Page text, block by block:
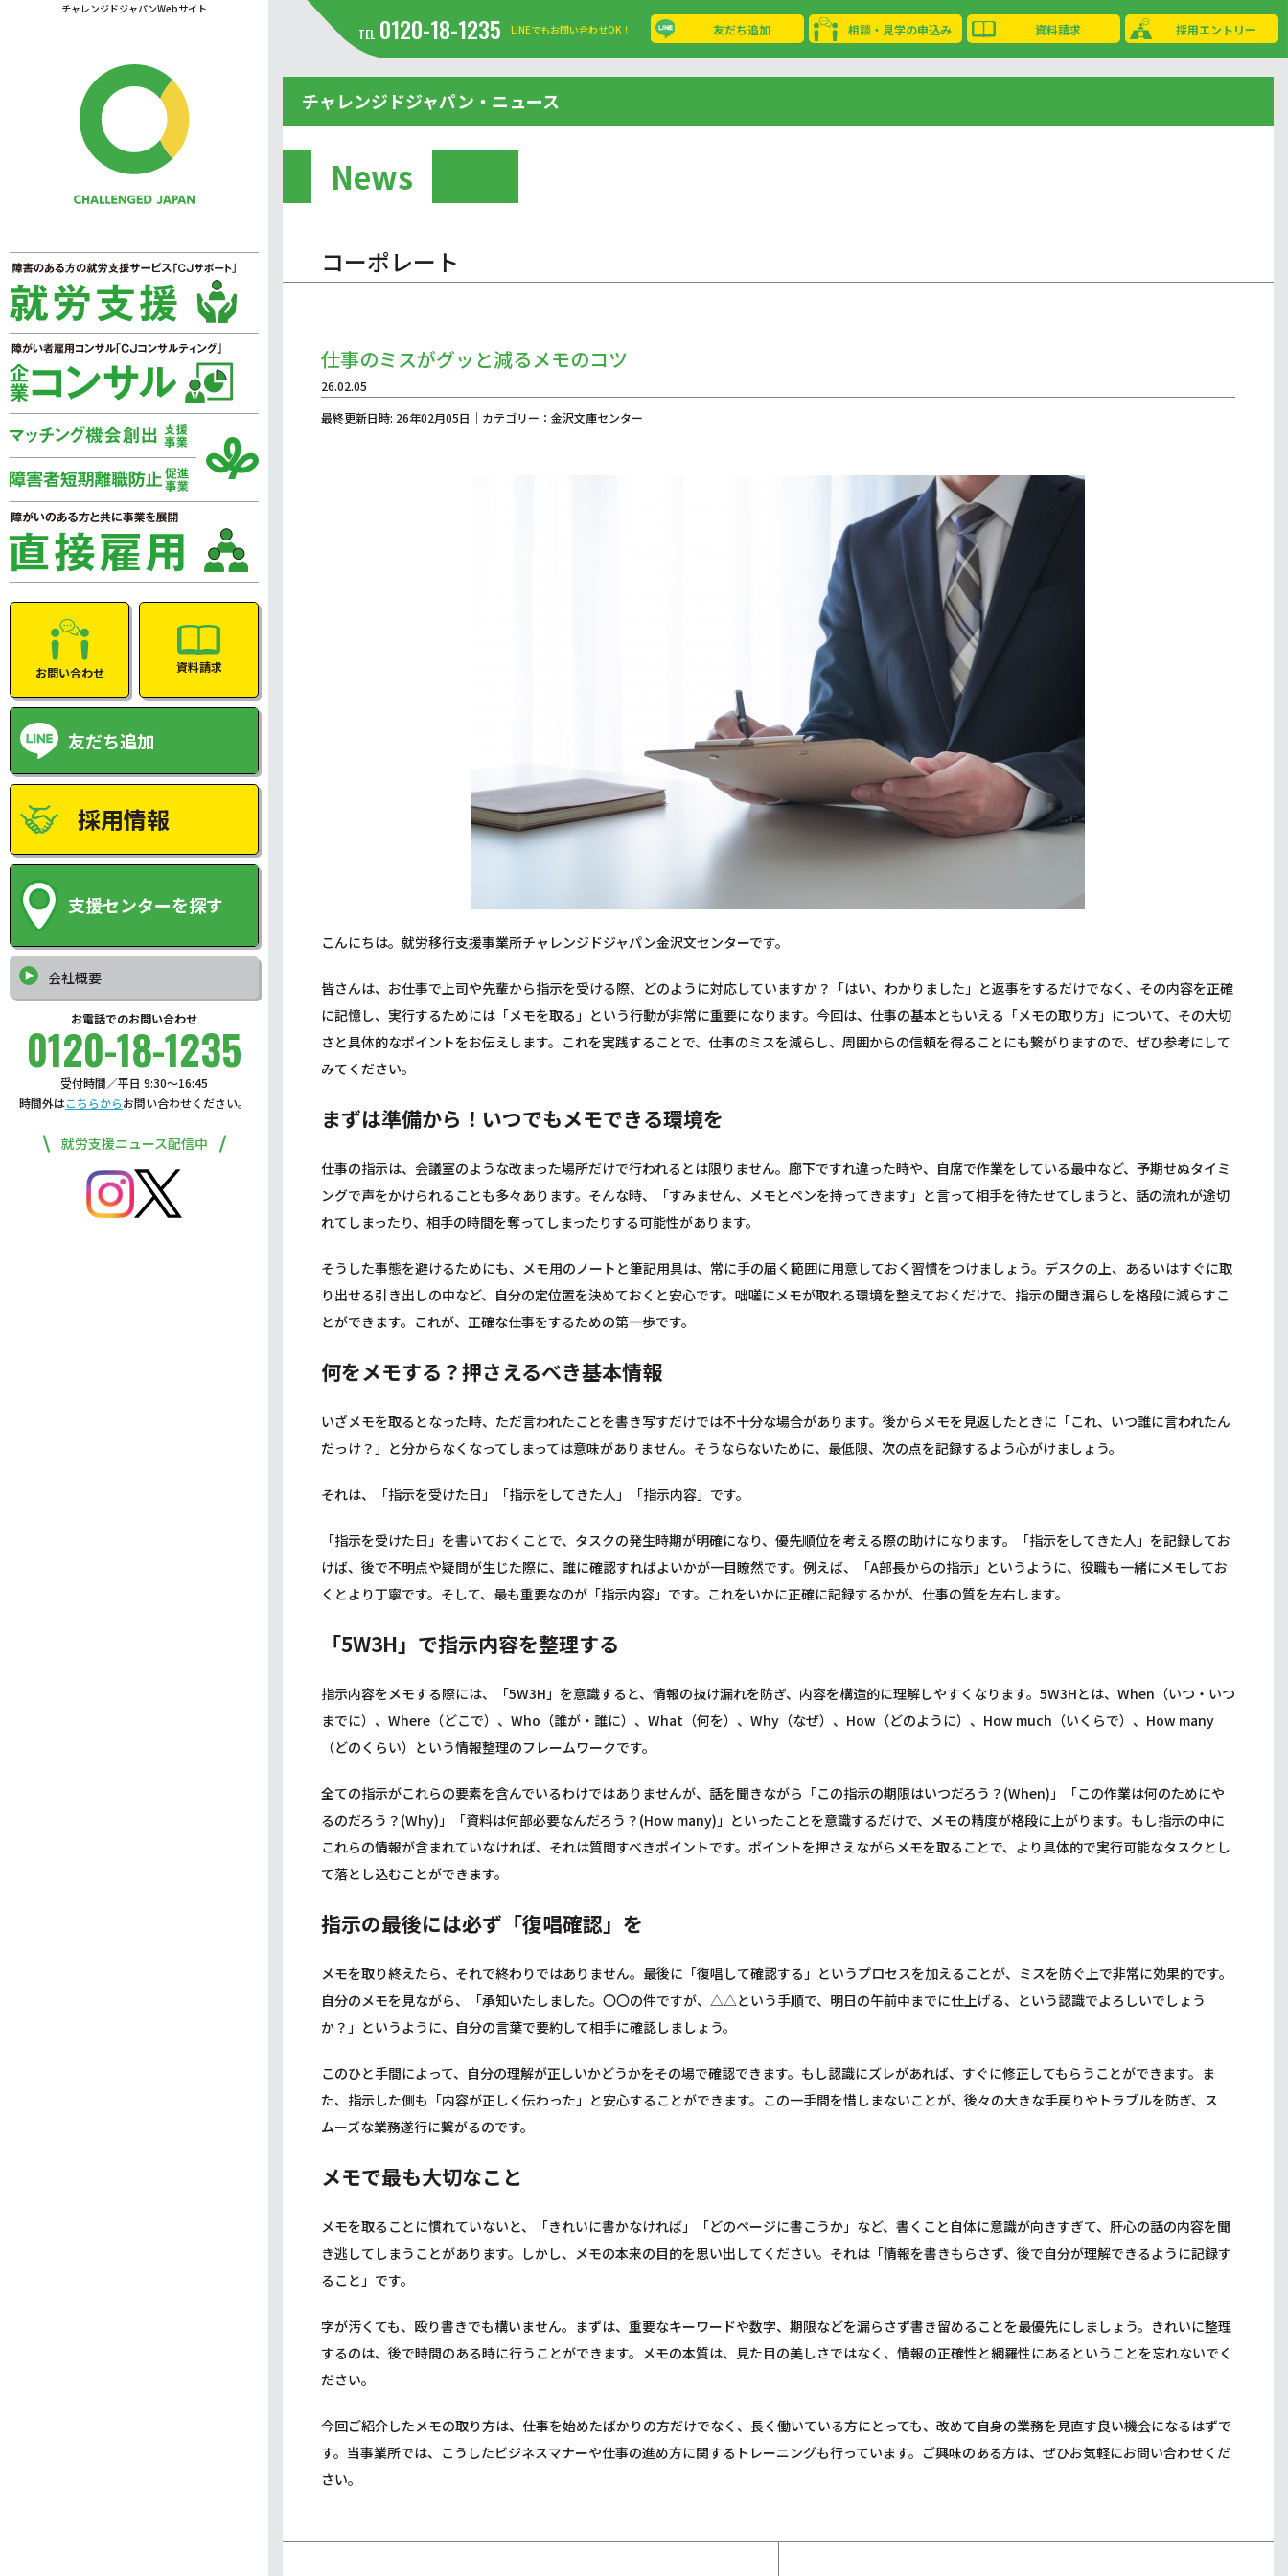
チャレンジドジャパンWebサイト
お問い合わせ 資料請求
友だち追加
採用情報
支援センターを探す
会社概要
お電話でのお問い合わせ
0120-18-1235
受付時間／平日 9:30〜16:45
時間外はこちらからお問い合わせください。
就労支援ニュース配信中
TEL 0120-18-1235 LINEでもお問い合わせOK！ 友だち追加 相談・見学の申込み 資料請求 採用エントリー
チャレンジドジャパン・ニュース
News
コーポレート
仕事のミスがグッと減るメモのコツ
26.02.05
最終更新日時: 26年02月05日｜カテゴリー：金沢文庫センター
こんにちは。就労移行支援事業所チャレンジドジャパン金沢文センターです。
皆さんは、お仕事で上司や先輩から指示を受ける際、どのように対応していますか？「はい、わかりました」と返事をするだけでなく、その内容を正確
に記憶し、実行するためには「メモを取る」という行動が非常に重要になります。今回は、仕事の基本ともいえる「メモの取り方」について、その大切
さと具体的なポイントをお伝えします。これを実践することで、仕事のミスを減らし、周囲からの信頼を得ることにも繋がりますので、ぜひ参考にして
みてください。
まずは準備から！いつでもメモできる環境を
仕事の指示は、会議室のような改まった場所だけで行われるとは限りません。廊下ですれ違った時や、自席で作業をしている最中など、予期せぬタイミ
ングで声をかけられることも多々あります。そんな時、「すみません、メモとペンを持ってきます」と言って相手を待たせてしまうと、話の流れが途切
れてしまったり、相手の時間を奪ってしまったりする可能性があります。
そうした事態を避けるためにも、メモ用のノートと筆記用具は、常に手の届く範囲に用意しておく習慣をつけましょう。デスクの上、あるいはすぐに取
り出せる引き出しの中など、自分の定位置を決めておくと安心です。咄嗟にメモが取れる環境を整えておくだけで、指示の聞き漏らしを格段に減らすこ
とができます。これが、正確な仕事をするための第一歩です。
何をメモする？押さえるべき基本情報
いざメモを取るとなった時、ただ言われたことを書き写すだけでは不十分な場合があります。後からメモを見返したときに「これ、いつ誰に言われたん
だっけ？」と分からなくなってしまっては意味がありません。そうならないために、最低限、次の点を記録するよう心がけましょう。
それは、「指示を受けた日」「指示をしてきた人」「指示内容」です。
「指示を受けた日」を書いておくことで、タスクの発生時期が明確になり、優先順位を考える際の助けになります。「指示をしてきた人」を記録してお
けば、後で不明点や疑問が生じた際に、誰に確認すればよいかが一目瞭然です。例えば、「A部長からの指示」というように、役職も一緒にメモしてお
くとより丁寧です。そして、最も重要なのが「指示内容」です。これをいかに正確に記録するかが、仕事の質を左右します。
「5W3H」で指示内容を整理する
指示内容をメモする際には、「5W3H」を意識すると、情報の抜け漏れを防ぎ、内容を構造的に理解しやすくなります。5W3Hとは、When（いつ・いつ
までに）、Where（どこで）、Who（誰が・誰に）、What（何を）、Why（なぜ）、How（どのように）、How much（いくらで）、How many
（どのくらい）という情報整理のフレームワークです。
全ての指示がこれらの要素を含んでいるわけではありませんが、話を聞きながら「この指示の期限はいつだろう？(When)」「この作業は何のためにや
るのだろう？(Why)」「資料は何部必要なんだろう？(How many)」といったことを意識するだけで、メモの精度が格段に上がります。もし指示の中に
これらの情報が含まれていなければ、それは質問すべきポイントです。ポイントを押さえながらメモを取ることで、より具体的で実行可能なタスクとし
て落とし込むことができます。
指示の最後には必ず「復唱確認」を
メモを取り終えたら、それで終わりではありません。最後に「復唱して確認する」というプロセスを加えることが、ミスを防ぐ上で非常に効果的です。
自分のメモを見ながら、「承知いたしました。〇〇の件ですが、△△という手順で、明日の午前中までに仕上げる、という認識でよろしいでしょう
か？」というように、自分の言葉で要約して相手に確認しましょう。
このひと手間によって、自分の理解が正しいかどうかをその場で確認できます。もし認識にズレがあれば、すぐに修正してもらうことができます。ま
た、指示した側も「内容が正しく伝わった」と安心することができます。この一手間を惜しまないことが、後々の大きな手戻りやトラブルを防ぎ、ス
ムーズな業務遂行に繋がるのです。
メモで最も大切なこと
メモを取ることに慣れていないと、「きれいに書かなければ」「どのページに書こうか」など、書くこと自体に意識が向きすぎて、肝心の話の内容を聞
き逃してしまうことがあります。しかし、メモの本来の目的を思い出してください。それは「情報を書きもらさず、後で自分が理解できるように記録す
ること」です。
字が汚くても、殴り書きでも構いません。まずは、重要なキーワードや数字、期限などを漏らさず書き留めることを最優先にしましょう。きれいに整理
するのは、後で時間のある時に行うことができます。メモの本質は、見た目の美しさではなく、情報の正確性と網羅性にあるということを忘れないでく
ださい。
今回ご紹介したメモの取り方は、仕事を始めたばかりの方だけでなく、長く働いている方にとっても、改めて自身の業務を見直す良い機会になるはずで
す。当事業所では、こうしたビジネスマナーや仕事の進め方に関するトレーニングも行っています。ご興味のある方は、ぜひお気軽にお問い合わせくだ
さい。